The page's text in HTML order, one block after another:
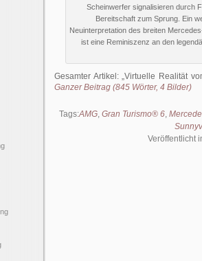
Scheinwerfer signalisieren durch
Bereitschaft zum Sprung. Ein
Neuinterpretation des breiten
ist eine Reminiszenz an den
Gesamter Artikel: Virtuelle Realität
Ganzer Beitrag (845 Wörter, 4 Bilder)
Tags:AMG, Gran Turismo® 6,
Veröffentlicht